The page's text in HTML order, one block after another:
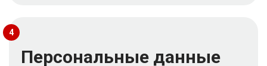
4
Персональные данные